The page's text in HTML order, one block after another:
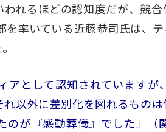
れるほどの認知度だが、競
を率いている近藤恭司氏は、
アとして認知されています
れ以外に差別化を図れるもの
のが『感動葬儀』でした」